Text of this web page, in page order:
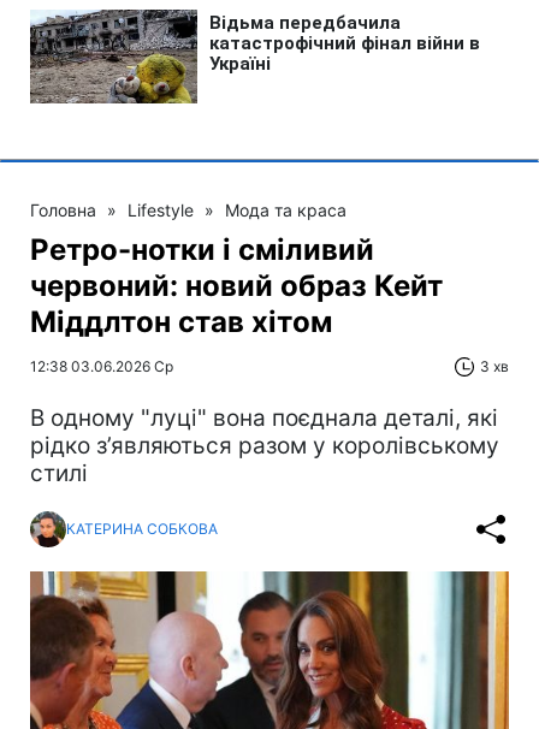
Головна » Lifestyle » Мода та краса
Ретро-нотки і сміливий
червоний: новий образ Кейт
Міддлтон став хітом
12:38 03.06.2026 Ср 3 хв
В одному "луці" вона поєднала деталі, які
рідко з’являються разом у королівському
стилі
КАТЕРИНА СОБКОВА